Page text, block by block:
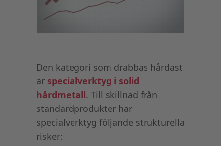
Den kategori som drabbas hårdast
är specialverktyg i solid
hårdmetall. Till skillnad från
standardprodukter har
specialverktyg följande strukturella
risker: